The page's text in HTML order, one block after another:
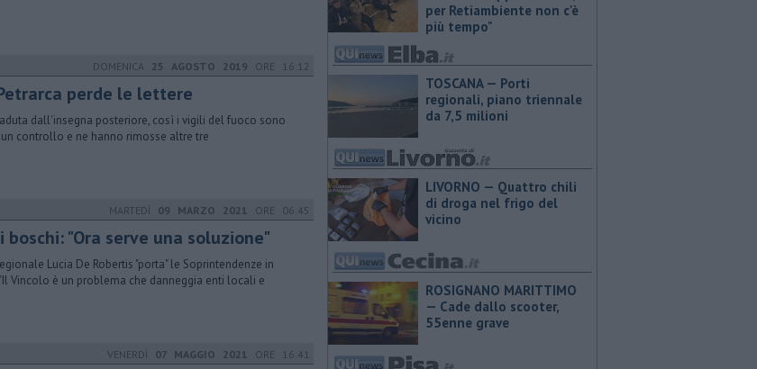
DOMENICA 25 AGOSTO 2019 ORE 16:12
perde le lettere
dall'insegna posteriore, così i vigili del fuoco sono
controllo e ne hanno rimosse altre tre
MARTEDÌ 09 MARZO 2021 ORE 06:45
boschi: "Ora serve una soluzione"
Lucia De Robertis "porta" le Soprintendenze in
Vincolo è un problema che danneggia enti locali e
VENERDÌ 07 MAGGIO 2021 ORE 16:41
per Retiambiente non c'è
più tempo"
TOSCANA — Porti
regionali, piano triennale
da 7,5 milioni
LIVORNO — Quattro chili
di droga nel frigo del
vicino
ROSIGNANO MARITTIMO
— Cade dallo scooter,
55enne grave